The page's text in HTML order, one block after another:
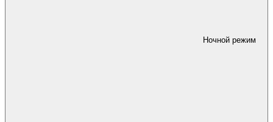
Ночной режим